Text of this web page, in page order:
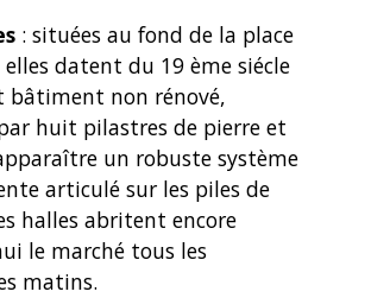
: situées au fond de la place
datent du 19 ème siécle
bâtiment non rénové,
huit pilastres de pierre et
un robuste système
articulé sur les piles de
halles abritent encore
le marché tous les
matins.